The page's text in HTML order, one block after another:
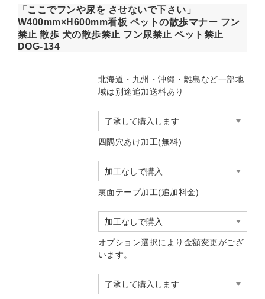
「ここでフンや尿を させないで下さい」
W400mm×H600mm看板 ペットの散歩マナー フン
禁止 散歩 犬の散歩禁止 フン尿禁止 ペット禁止
DOG-134
北海道・九州・沖縄・離島など一部地
域は別途追加送料あり
四隅穴あけ加工(無料)
裏面テープ加工(追加料金)
オプション選択により金額変更がござ
います。